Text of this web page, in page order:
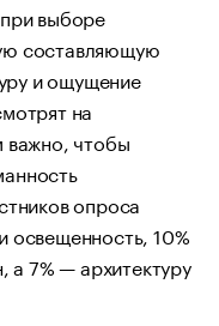
выборе
составляющую
и ощущение
на
важно, чтобы
опроса
освещенность, 10%
а 7% — архитектуру